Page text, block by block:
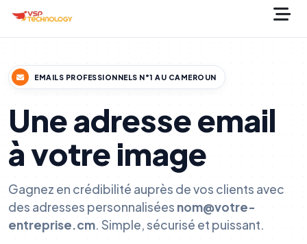
EMAILS PROFESSIONNELS N°1 AU CAMEROUN
Une adresse email
à votre image
Gagnez en crédibilité auprès de vos clients avec
des adresses personnalisées nom@votre-
entreprise.cm. Simple, sécurisé et puissant.